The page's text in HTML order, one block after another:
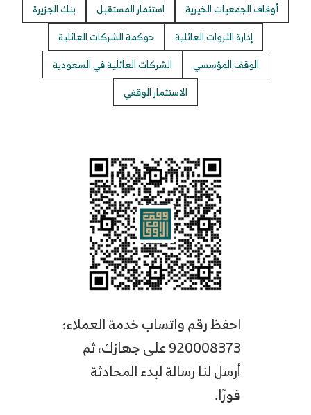
احفظ رقم واتساب خدمة العملاء:
920008373 على جهازك، ثم
أرسل لنا رسالة لبدء المحادثة
فورًا.
أوقاف الجمعيات الخيرية استثمار المستقبل
بنك الجزيرة
إدارة الثروات العائلية
حوكمة الشركات العائلية
الوقف المؤسسي
الشركات العائلية في السعودية
الاستثمار الوقفي